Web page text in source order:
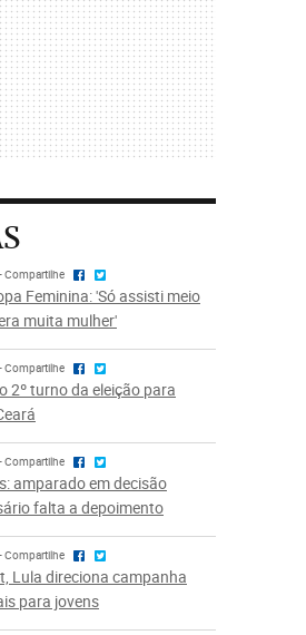
Feminina: 'Só assisti meio
muita mulher'
2º turno da eleição para
amparado em decisão
falta a depoimento
Lula direciona campanha
para jovens